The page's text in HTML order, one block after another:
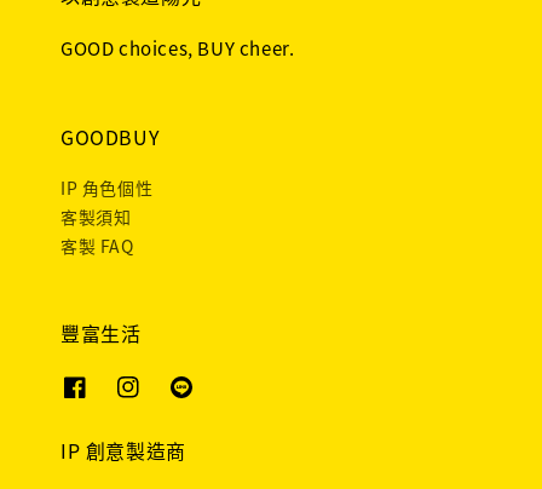
GOOD choices, BUY cheer.
GOODBUY
IP 角色個性
客製須知
客製 FAQ
豐富生活
IP 創意製造商